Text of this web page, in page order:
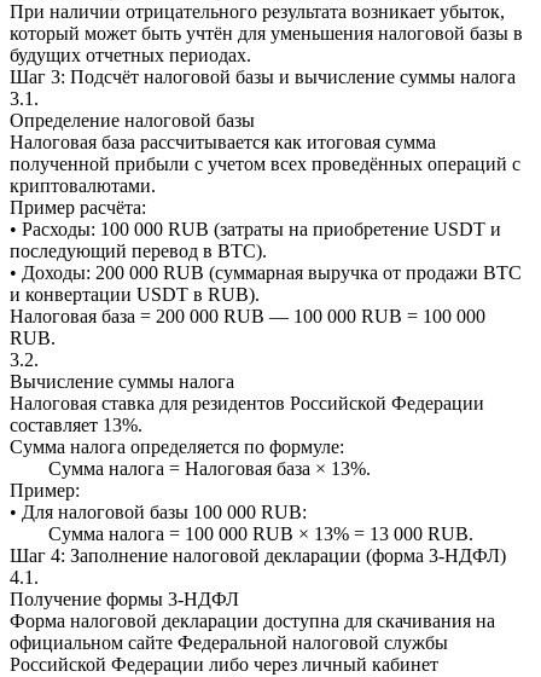
При наличии отрицательного результата возникает убыток,
который может быть учтён для уменьшения налоговой базы в
будущих отчетных периодах.
Шаг 3: Подсчёт налоговой базы и вычисление суммы налога
3.1.
Определение налоговой базы
Налоговая база рассчитывается как итоговая сумма
полученной прибыли с учетом всех проведённых операций с
криптовалютами.
Пример расчёта:
• Расходы: 100 000 RUB (затраты на приобретение USDT и
последующий перевод в BTC).
• Доходы: 200 000 RUB (суммарная выручка от продажи BTC
и конвертации USDT в RUB).
Налоговая база = 200 000 RUB — 100 000 RUB = 100 000
RUB.
3.2.
Вычисление суммы налога
Налоговая ставка для резидентов Российской Федерации
составляет 13%.
Сумма налога определяется по формуле:
Сумма налога = Налоговая база × 13%.
Пример:
• Для налоговой базы 100 000 RUB:
Сумма налога = 100 000 RUB × 13% = 13 000 RUB.
Шаг 4: Заполнение налоговой декларации (форма 3-НДФЛ)
4.1.
Получение формы 3-НДФЛ
Форма налоговой декларации доступна для скачивания на
официальном сайте Федеральной налоговой службы
Российской Федерации либо через личный кабинет